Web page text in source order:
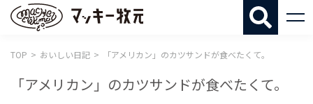
TOP おいしい日記 「アメリカン」のカツサンドが食べたくて。
「アメリカン」のカツサンドが食べたくて。